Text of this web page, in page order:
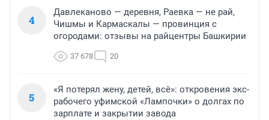
4
Давлеканово — деревня, Раевка — не рай,
Чишмы и Кармаскалы — провинция с
огородами: отзывы на райцентры Башкирии
37 678 20
5
«Я потерял жену, детей, всё»: откровения экс-
рабочего уфимской «Лампочки» о долгах по
зарплате и закрытии завода